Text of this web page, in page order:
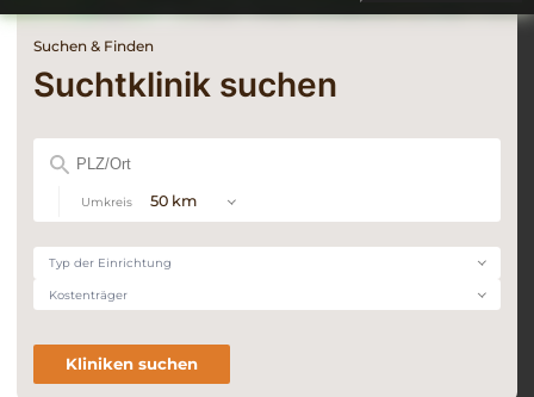
Suchen & Finden
Suchtklinik suchen
Postleitzahl
oder
Umkreis 50 km
Typ
der
Einrichtung
Typ der Einrichtung
Kostenträger
Kostenträger